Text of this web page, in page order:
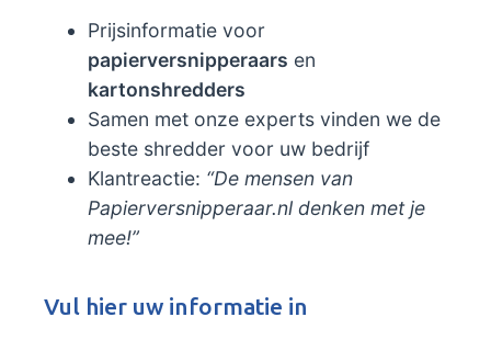
Prijsinformatie voor
papierversnipperaars en
kartonshredders
Samen met onze experts vinden we de
beste shredder voor uw bedrijf
Klantreactie: “De mensen van
Papierversnipperaar.nl denken met je
mee!”
Vul hier uw informatie in